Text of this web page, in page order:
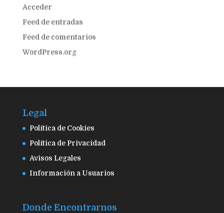
Acceder
Feed de entradas
Feed de comentarios
WordPress.org
Legal
Política de Cookies
Política de Privacidad
Avisos Legales
Información a Usuarios
Donde Encontrarnos